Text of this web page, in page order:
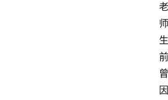
老
师
生
前
曾
因